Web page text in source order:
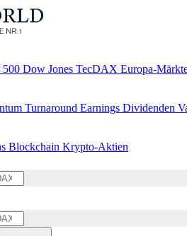
500 Dow Jones TecDAX Europa-
Turnaround Earnings Dividenden
Blockchain Krypto-Aktien